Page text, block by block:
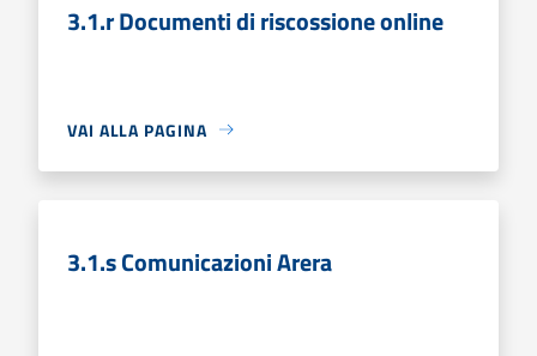
3.1.r Documenti di riscossione online
VAI ALLA PAGINA
3.1.s Comunicazioni Arera